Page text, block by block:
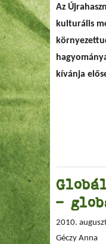
Az
kulturális
kívánja
-
2010.
Géczy Anna